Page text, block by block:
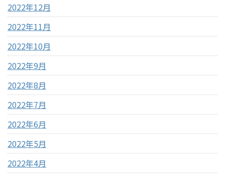
2022年12月
2022年11月
2022年10月
2022年9月
2022年8月
2022年7月
2022年6月
2022年5月
2022年4月